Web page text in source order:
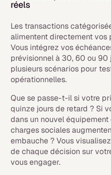
réels
Les transactions
alimentent directement vos
Vous intégrez vos
prévisionnel à 30, 60 ou 90
plusieurs scénarios pour
opérationnelles.
Que se passe-t-il si votre
quinze jours de retard ? Si
dans un nouvel
charges sociales
embauche ? Vous
de chaque décision sur
vous engager.